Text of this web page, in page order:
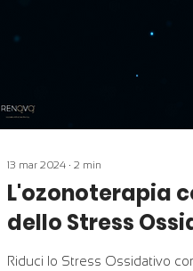
13 mar 2024 ∙ 2 min
L'ozonoterapia
dello Stress
Riduci lo Stress Ossidativo